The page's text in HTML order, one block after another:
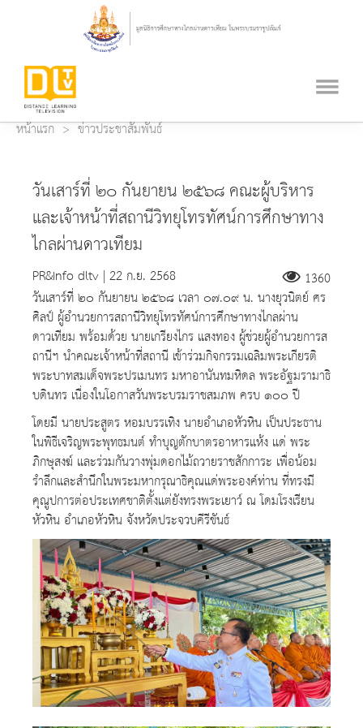
หน้าแรก ข่าวประชาสัมพันธ์
วันเสาร์ที่ ๒๐ กันยายน ๒๕๖๘ คณะผู้บริหาร
และเจ้าหน้าที่สถานีวิทยุโทรทัศน์การศึกษาทาง
ไกลผ่านดาวเทียม
PR&Info dltv | 22 ก.ย. 2568
1360
วันเสาร์ที่ ๒๐ กันยายน ๒๕๖๘ เวลา ๐๗.๐๙ น. นางยุวนิตย์ ศร
ศิลป์ ผู้อำนวยการสถานีวิทยุโทรทัศน์การศึกษาทางไกลผ่าน
ดาวเทียม พร้อมด้วย นายเกรียงไกร แสงทอง ผู้ช่วยผู้อำนวยการส
ถานีฯ นำคณะเจ้าหน้าที่สถานี เข้าร่วมกิจกรรมเฉลิมพระเกียรติ
พระบาทสมเด็จพระปรเมนทร มหาอานันทมหิดล พระอัฐมรามาธิ
บดินทร เนื่องในโอกาสวันพระบรมราชสมภพ ครบ ๑๐๐ ปี
โดยมี นายประสูตร หอมบรรเทิง นายอำเภอหัวหิน เป็นประธาน
ในพิธีเจริญพระพุทธมนต์ ทำบุญตักบาตรอาหารแห้ง แด่ พระ
ภิกษุสงฆ์ และร่วมกันวางพุ่มดอกไม้ถวายราชสักการะ เพื่อน้อม
รำลึกและสำนึกในพระมหากรุณาธิคุณแด่พระองค์ท่าน ที่ทรงมี
คุณูปการต่อประเทศชาติตั้งแต่ยังทรงพระเยาว์ ณ โดมโรงเรียน
หัวหิน อำเภอหัวหิน จังหวัดประจวบคีรีขันธ์